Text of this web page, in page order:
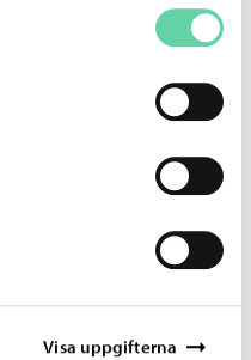
Visa uppgifterna
datorer